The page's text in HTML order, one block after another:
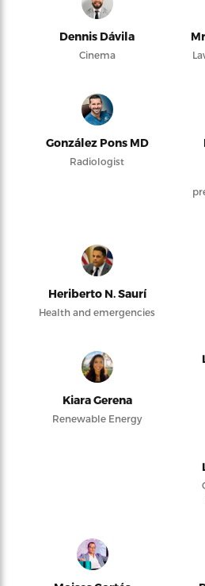
Dennis Dávila
Cinema
González Pons MD
Radiologist
Heriberto N. Saurí
Health and emergencies
Kiara Gerena
Renewable Energy